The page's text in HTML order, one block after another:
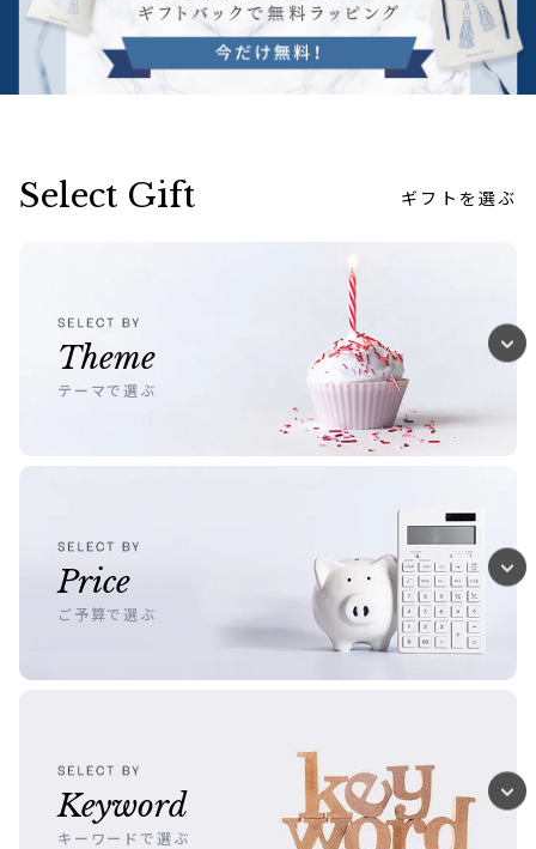
Select Gift ギフトを選ぶ
Theme
テーマで選ぶ
Price
ご予算で選ぶ
Keyword
キーワードで選ぶ